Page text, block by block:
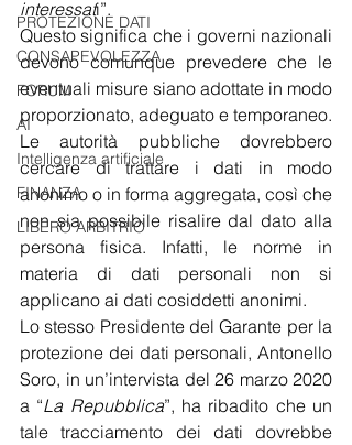
PROTEZIONE DATI
CONSAPEVOLEZZA
FORUM
AI
Intelligenza artificiale
FINANZA
LIBERO ARBITRIO
interessati”.
Questo significa che i governi nazionali
devono comunque prevedere che le
eventuali misure siano adottate in modo
proporzionato, adeguato e temporaneo.
Le autorità pubbliche dovrebbero
cercare di trattare i dati in modo
anonimo o in forma aggregata, così che
non sia possibile risalire dal dato alla
persona fisica. Infatti, le norme in
materia di dati personali non si
applicano ai dati cosiddetti anonimi.
Lo stesso Presidente del Garante per la
protezione dei dati personali, Antonello
Soro, in un’intervista del 26 marzo 2020
a “La Repubblica”, ha ribadito che un
tale tracciamento dei dati dovrebbe